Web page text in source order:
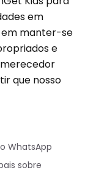
em
em manter-se
e
que nosso
WhatsApp
sobre